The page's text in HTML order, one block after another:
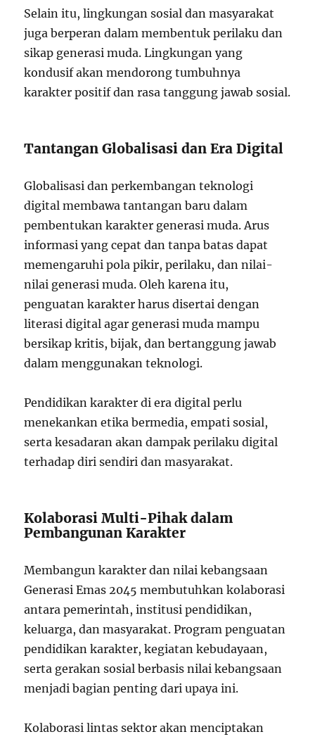
Selain itu, lingkungan sosial dan masyarakat
juga berperan dalam membentuk perilaku dan
sikap generasi muda. Lingkungan yang
kondusif akan mendorong tumbuhnya
karakter positif dan rasa tanggung jawab sosial.
Tantangan Globalisasi dan Era Digital
Globalisasi dan perkembangan teknologi
digital membawa tantangan baru dalam
pembentukan karakter generasi muda. Arus
informasi yang cepat dan tanpa batas dapat
memengaruhi pola pikir, perilaku, dan nilai-
nilai generasi muda. Oleh karena itu,
penguatan karakter harus disertai dengan
literasi digital agar generasi muda mampu
bersikap kritis, bijak, dan bertanggung jawab
dalam menggunakan teknologi.
Pendidikan karakter di era digital perlu
menekankan etika bermedia, empati sosial,
serta kesadaran akan dampak perilaku digital
terhadap diri sendiri dan masyarakat.
Kolaborasi Multi-Pihak dalam
Pembangunan Karakter
Membangun karakter dan nilai kebangsaan
Generasi Emas 2045 membutuhkan kolaborasi
antara pemerintah, institusi pendidikan,
keluarga, dan masyarakat. Program penguatan
pendidikan karakter, kegiatan kebudayaan,
serta gerakan sosial berbasis nilai kebangsaan
menjadi bagian penting dari upaya ini.
Kolaborasi lintas sektor akan menciptakan